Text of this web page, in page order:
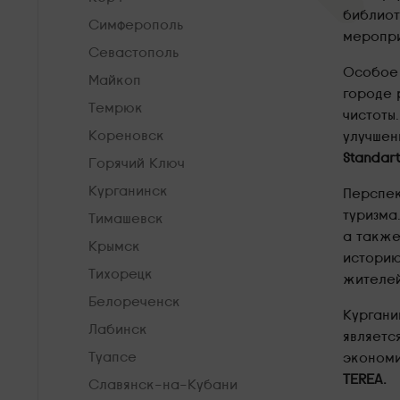
Симферополь
Севастополь
Майкоп
Темрюк
Кореновск
Горячий Ключ
Курганинск
Тимашевск
Крымск
Тихорецк
Белореченск
Лабинск
Туапсе
Славянск-на-Кубани
Особое
городе
а
TEREA.